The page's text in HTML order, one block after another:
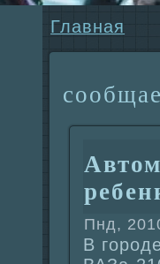
Главнaя
Пнд,
В